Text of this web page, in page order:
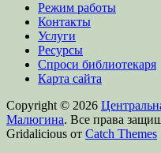
Режим работы
Контакты
Услуги
Ресурсы
Спроси библиотекаря
Карта сайта
Copyright © 2026
Малюгина. Все права
Gridalicious от Catch Themes